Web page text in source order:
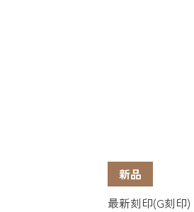
新品
最新刻印(G刻印